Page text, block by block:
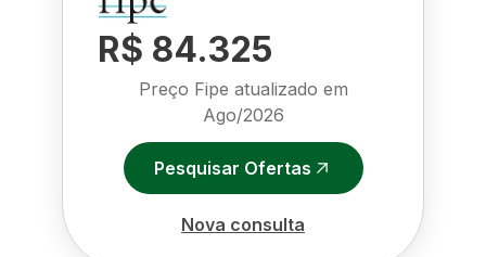
R$ 84.325
Preço Fipe atualizado em
Ago/2026
Pesquisar Ofertas
Nova consulta